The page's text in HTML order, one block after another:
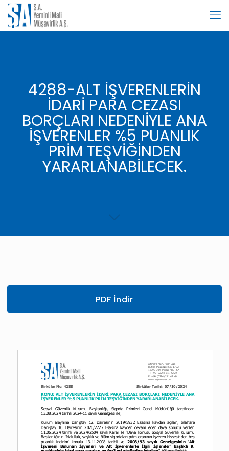
4288-ALT İŞVERENLERİN
İDARİ PARA CEZASI
BORÇLARI NEDENİYLE ANA
İŞVERENLER %5 PUANLIK
PRİM TEŞVİĞİNDEN
YARARLANABİLECEK.
PDF İndir